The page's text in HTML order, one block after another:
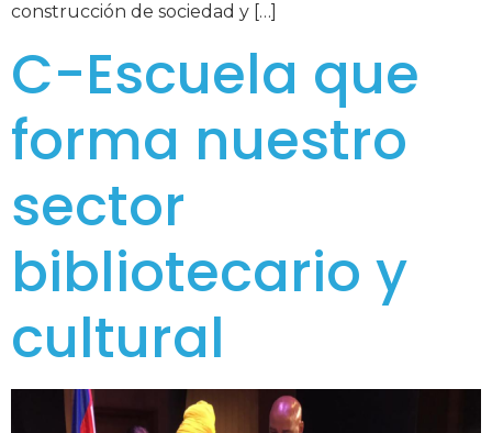
construcción de sociedad y […]
C-Escuela que
forma nuestro
sector
bibliotecario y
cultural